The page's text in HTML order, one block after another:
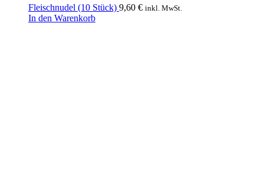
Fleischnudel (10 Stück) 9,60 € inkl. MwSt.
In den Warenkorb